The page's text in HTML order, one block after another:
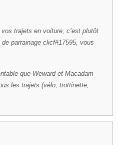
trajets en voiture, c’est plutôt
parrainage clicf#17595, vous
que Weward et Macadam
les trajets (vélo, trottinette,